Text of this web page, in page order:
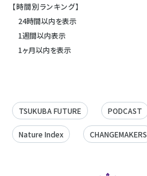
【時間別ランキング】
24時間以内を表示
1週間以内表示
1ヶ月以内を表示
TSUKUBA FUTURE PODCAST
Nature Index CHANGEMAKERS